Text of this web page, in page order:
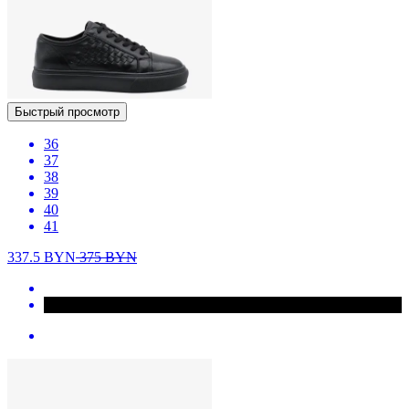
Быстрый просмотр
36
37
38
39
40
41
337.5 BYN375BYN